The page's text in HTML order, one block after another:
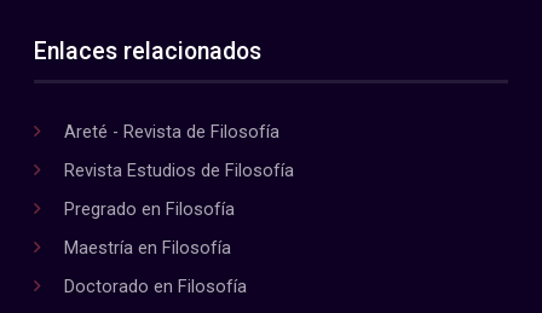
Enlaces relacionados
Areté - Revista de Filosofía
Revista Estudios de Filosofía
Pregrado en Filosofía
Maestría en Filosofía
Doctorado en Filosofía